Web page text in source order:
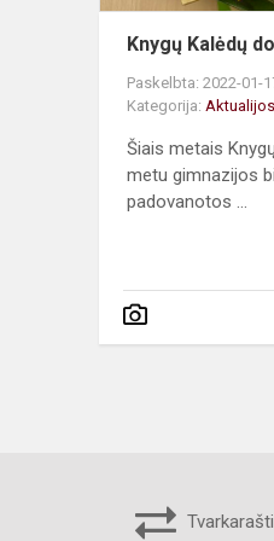
Knygų Kalėdų
Paskelbta: 2022-01-
Kategorija: Aktualijos
Šiais metais
metu gimnazijos
padovanotos ...